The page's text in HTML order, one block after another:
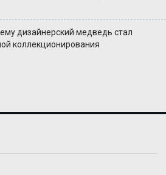
дизайнерский медведь стал
коллекционирования